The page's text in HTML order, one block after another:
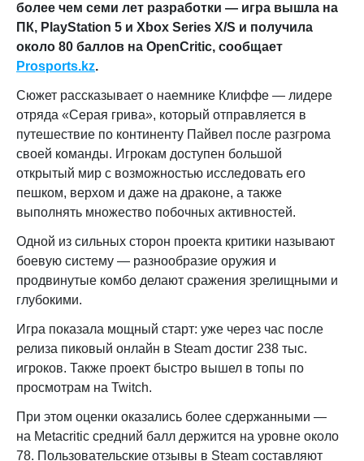
более чем семи лет разработки — игра вышла на
ПК, PlayStation 5 и Xbox Series X/S и получила
около 80 баллов на OpenCritic, сообщает
Prosports.kz.
Сюжет рассказывает о наемнике Клиффе — лидере
отряда «Серая грива», который отправляется в
путешествие по континенту Пайвел после разгрома
своей команды. Игрокам доступен большой
открытый мир с возможностью исследовать его
пешком, верхом и даже на драконе, а также
выполнять множество побочных активностей.
Одной из сильных сторон проекта критики называют
боевую систему — разнообразие оружия и
продвинутые комбо делают сражения зрелищными и
глубокими.
Игра показала мощный старт: уже через час после
релиза пиковый онлайн в Steam достиг 238 тыс.
игроков. Также проект быстро вышел в топы по
просмотрам на Twitch.
При этом оценки оказались более сдержанными —
на Metacritic средний балл держится на уровне около
78. Пользовательские отзывы в Steam составляют